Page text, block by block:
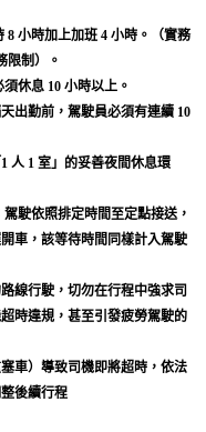
8 小時加上加班 4 小時。（實務
限制）。
休息 10 小時以上。
出勤前，駕駛員必須有連續 10
人 1 室」的妥善夜間休息環
駛依照排定時間至定點接送，
車，該等待時間同樣計入駕駛
線行駛，切勿在行程中強求司
時違規，甚至引發疲勞駕駛的
車）導致司機即將超時，依法
後續行程